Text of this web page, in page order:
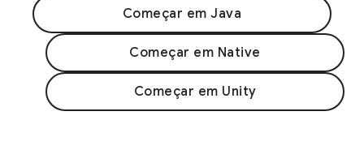
Começar em Java
Começar em Native
Começar em Unity